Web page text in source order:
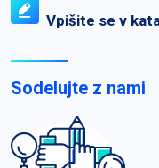
Vpišite se v
Sodelujte z nami